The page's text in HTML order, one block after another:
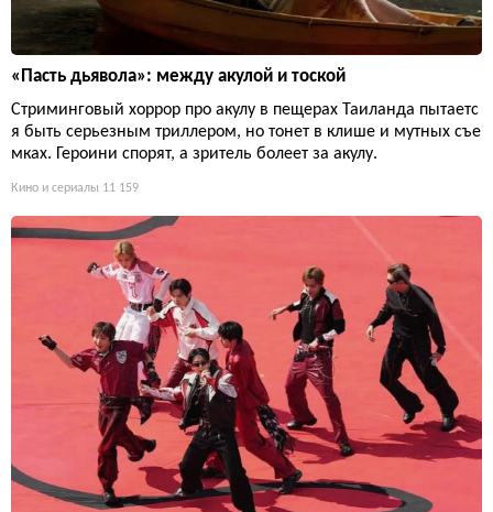
«Пасть дьявола»: между акулой и тоской
Стриминговый хоррор про акулу в пещерах Таиланда пытаетс
я быть серьезным триллером, но тонет в клише и мутных съе
мках. Героини спорят, а зритель болеет за акулу.
Кино и сериалы 11 159